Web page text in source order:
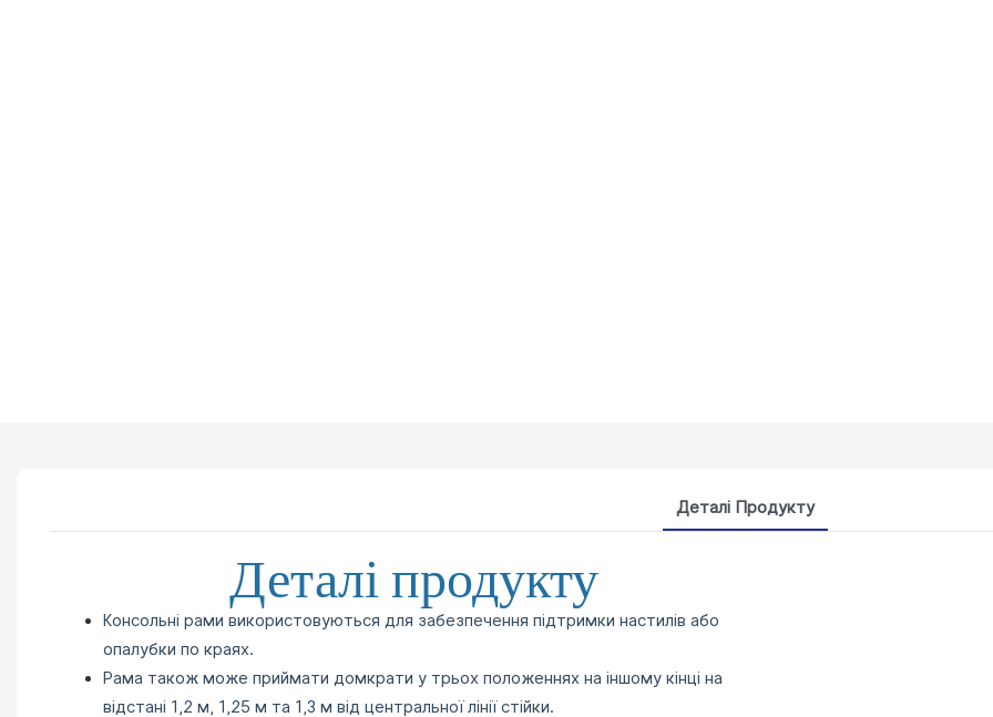
Деталі Продукту
Деталі продукту
Консольні рами використовуються для забезпечення підтримки настилів або
опалубки по краях.
Рама також може приймати домкрати у трьох положеннях на іншому кінці на
відстані 1,2 м, 1,25 м та 1,3 м від центральної лінії стійки.